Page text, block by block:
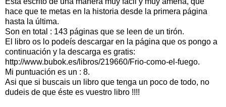
hace que te metas en la historia desde la primera página
hasta la última.
Son en total : 143 páginas que se leen de un tirón.
El libro os lo podeís descargar en la página que os pongo a
continuación y la descarga es gratis:
http://www.bubok.es/libros/219660/Frio-como-el-fuego.
Mi puntuación es un : 8.
Asi que si buscais un libro que tenga un poco de todo, no
dudeis de que éste es vuestro libro !!!!